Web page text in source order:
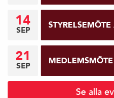
14
SEP
21
SEP MEDLEMSMÖTE
Se alla